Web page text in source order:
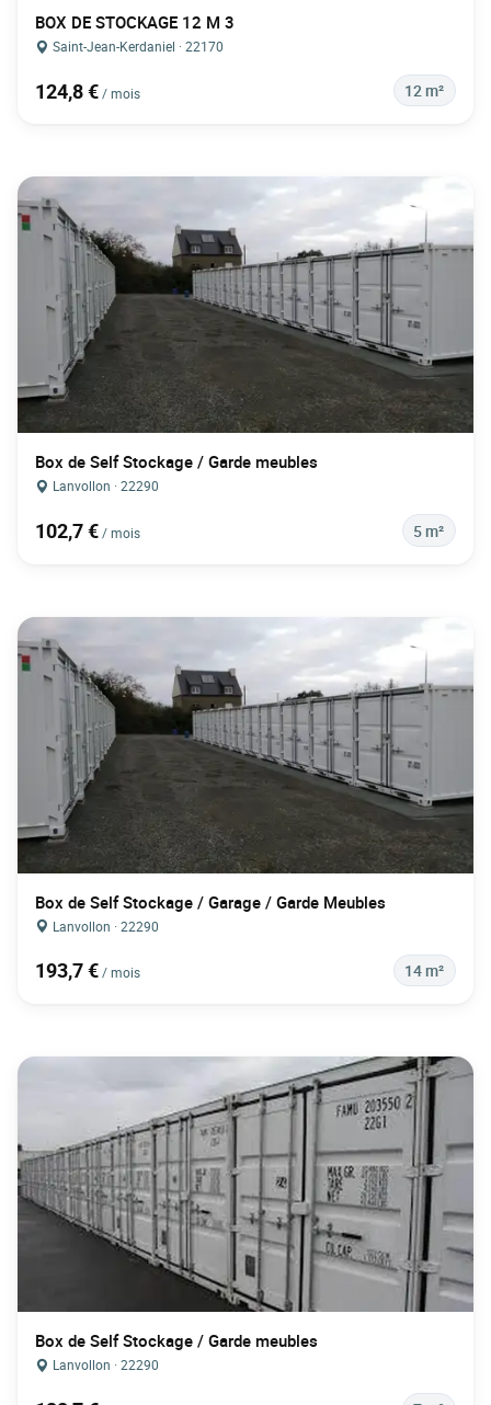
BOX DE STOCKAGE 12 M 3
Saint-Jean-Kerdaniel · 22170
124,8 €/ mois 12 m²
Box de Self Stockage / Garde meubles
Lanvollon · 22290
102,7 €/ mois 5 m²
Box de Self Stockage / Garage / Garde Meubles
Lanvollon · 22290
193,7 €/ mois 14 m²
Box de Self Stockage / Garde meubles
Lanvollon · 22290